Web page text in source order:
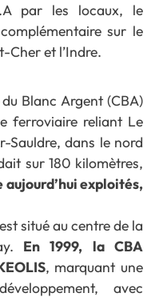
par les locaux, le
sur le
Cher et l’Indre.
Blanc Argent (CBA)
ferroviaire reliant Le
Sauldre, dans le nord
sur 180 kilomètres,
exploités,
situé au centre de la
En 1999, la CBA
, marquant une
avec